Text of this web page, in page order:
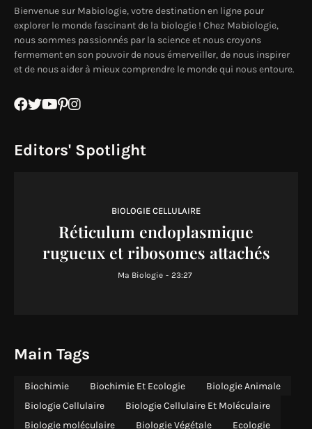
Bienvenue sur Mabiologie, votre destination en ligne pour
explorer le monde fascinant de la biologie ! Chez Mabiologie,
nous sommes passionnés par la science et nous croyons
fermement en son pouvoir de nous émerveiller, de nous inspirer
et de nous aider à mieux comprendre le monde qui nous entoure.
Editors' Spotlight
BIOLOGIE CELLULAIRE
Réticulum endoplasmique
rugueux et ribosomes attachés
Ma Biologie - 23:27
Main Tags
Biochimie Biochimie Et Ecologie
Biologie Animale
Biologie Cellulaire
Biologie Cellulaire Et Moléculaire
Biologie moléculaire
Biologie Végétale Ecologie